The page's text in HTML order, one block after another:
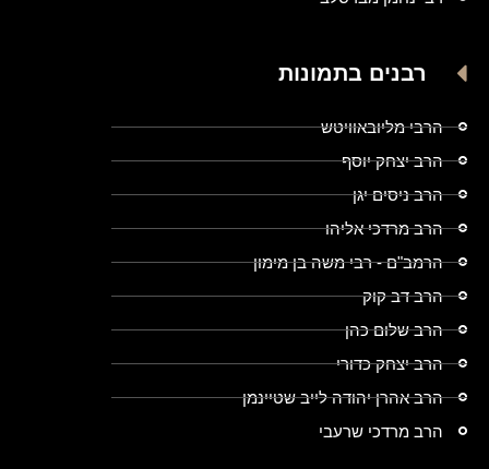
רבנים בתמונות
הרבי מליובאוויטש
הרב יצחק יוסף
הרב ניסים יגן
הרב מרדכי אליהו
הרמב"ם - רבי משה בן מימון
הרב דב קוק
הרב שלום כהן
הרב יצחק כדורי
הרב אהרן יהודה לייב שטיינמן
הרב מרדכי שרעבי